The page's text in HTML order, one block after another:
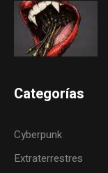
Categorías
Cyberpunk
Extraterrestres